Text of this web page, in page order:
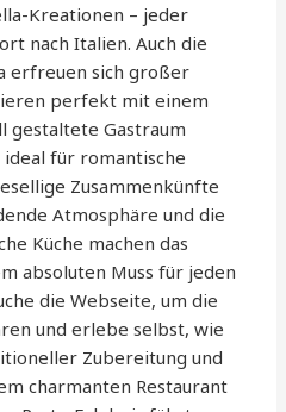
Kreationen – jeder
nach Italien. Auch die
erfreuen sich großer
perfekt mit einem
gestaltete Gastraum
für romantische
Zusammenkünfte
Atmosphäre und die
Küche machen das
absoluten Muss für jeden
die Webseite, um die
und erlebe selbst, wie
Zubereitung und
charmanten Restaurant